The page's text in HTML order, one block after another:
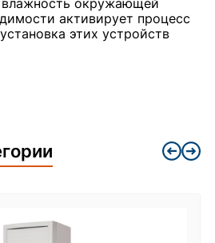
активирует процесс
этих устройств